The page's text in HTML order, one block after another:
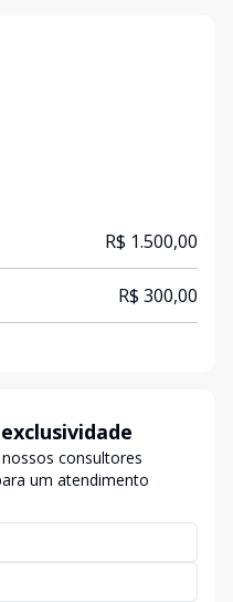
R$ 1.500,00
R$ 300,00
consultores
um atendimento